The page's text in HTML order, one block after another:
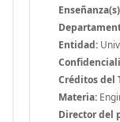
Entidad:
Créditos del
Materia:
Director del